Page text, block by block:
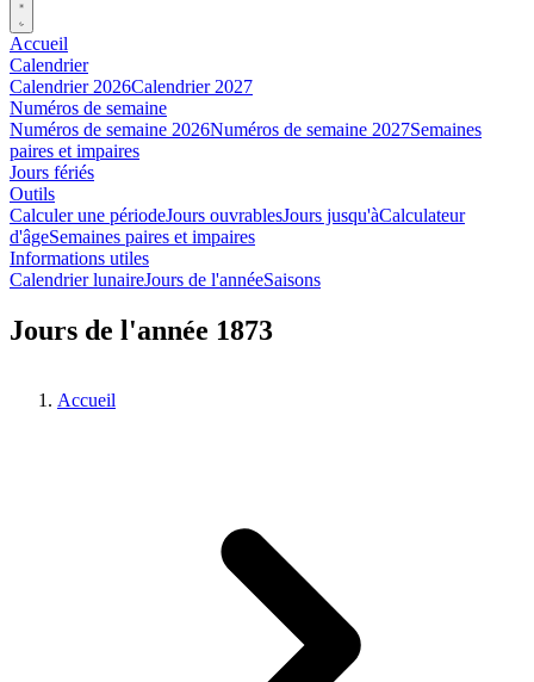
Accueil
Calendrier
Calendrier 2026Calendrier 2027
Numéros de semaine
Numéros de semaine 2026Numéros de semaine 2027Semaines
paires et impaires
Jours fériés
Outils
Calculer une périodeJours ouvrablesJours jusqu'àCalculateur
d'âgeSemaines paires et impaires
Informations utiles
Calendrier lunaireJours de l'annéeSaisons
Jours de l'année 1873
Accueil